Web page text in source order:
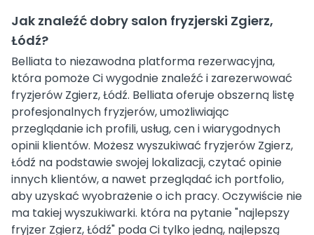
Jak znaleźć dobry salon fryzjerski Zgierz,
Łódź?
Belliata to niezawodna platforma rezerwacyjna,
która pomoże Ci wygodnie znaleźć i zarezerwować
fryzjerów Zgierz, Łódź. Belliata oferuje obszerną listę
profesjonalnych fryzjerów, umożliwiając
przeglądanie ich profili, usług, cen i wiarygodnych
opinii klientów. Możesz wyszukiwać fryzjerów Zgierz,
Łódź na podstawie swojej lokalizacji, czytać opinie
innych klientów, a nawet przeglądać ich portfolio,
aby uzyskać wyobrażenie o ich pracy. Oczywiście nie
ma takiej wyszukiwarki. która na pytanie "najlepszy
fryjzer Zgierz, Łódź" poda Ci tylko jedną, najlepszą